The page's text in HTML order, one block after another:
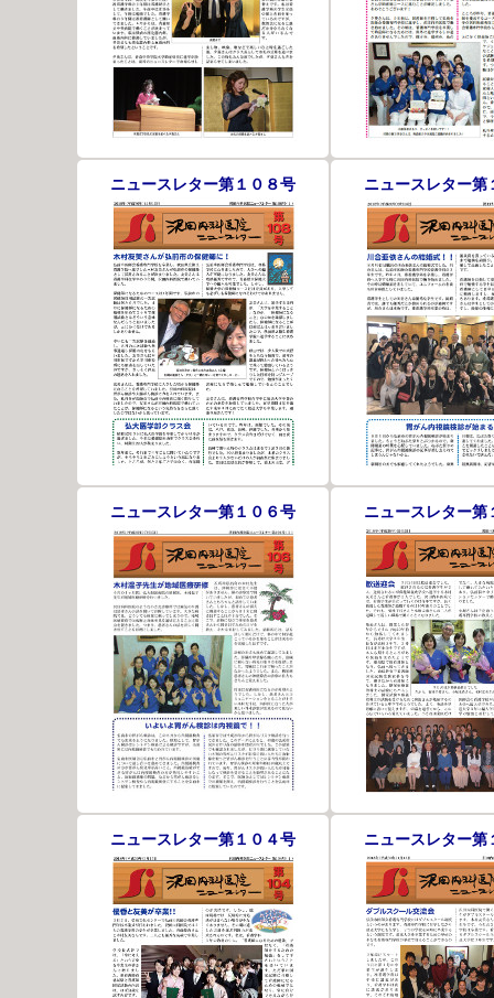
ニュースレター第１０８号 ニュースレター第
ニュースレター第１０６号 ニュースレター第
ニュースレター第１０４号 ニュースレター第